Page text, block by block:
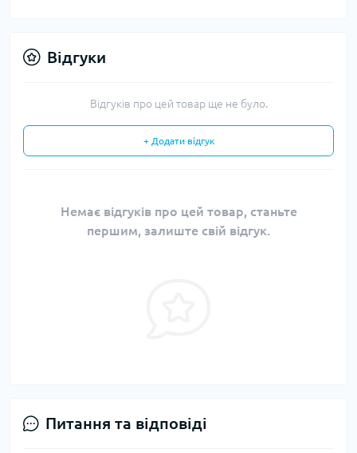
Відгуки
Відгуків про цей товар ще не було.
+ Додати відгук
Немає відгуків про цей товар, станьте
першим, залиште свій відгук.
Питання та відповіді